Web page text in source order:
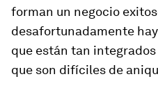
forman un negocio
desafortunadamente
que están tan
que son difíciles de